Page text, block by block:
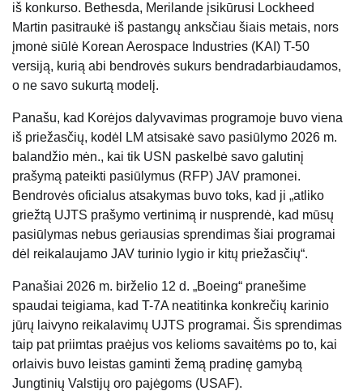
iš konkurso. Bethesda, Merilande įsikūrusi Lockheed
Martin pasitraukė iš pastangų anksčiau šiais metais, nors
įmonė siūlė Korean Aerospace Industries (KAI) T-50
versiją, kurią abi bendrovės sukurs bendradarbiaudamos,
o ne savo sukurtą modelį.
Panašu, kad Korėjos dalyvavimas programoje buvo viena
iš priežasčių, kodėl LM atsisakė savo pasiūlymo 2026 m.
balandžio mėn., kai tik USN paskelbė savo galutinį
prašymą pateikti pasiūlymus (RFP) JAV pramonei.
Bendrovės oficialus atsakymas buvo toks, kad ji „atliko
griežtą UJTS prašymo vertinimą ir nusprendė, kad mūsų
pasiūlymas nebus geriausias sprendimas šiai programai
dėl reikalaujamo JAV turinio lygio ir kitų priežasčių“.
Panašiai 2026 m. birželio 12 d. „Boeing“ pranešime
spaudai teigiama, kad T-7A neatitinka konkrečių karinio
jūrų laivyno reikalavimų UJTS programai. Šis sprendimas
taip pat priimtas praėjus vos kelioms savaitėms po to, kai
orlaivis buvo leistas gaminti žemą pradinę gamybą
Jungtinių Valstijų oro pajėgoms (USAF).